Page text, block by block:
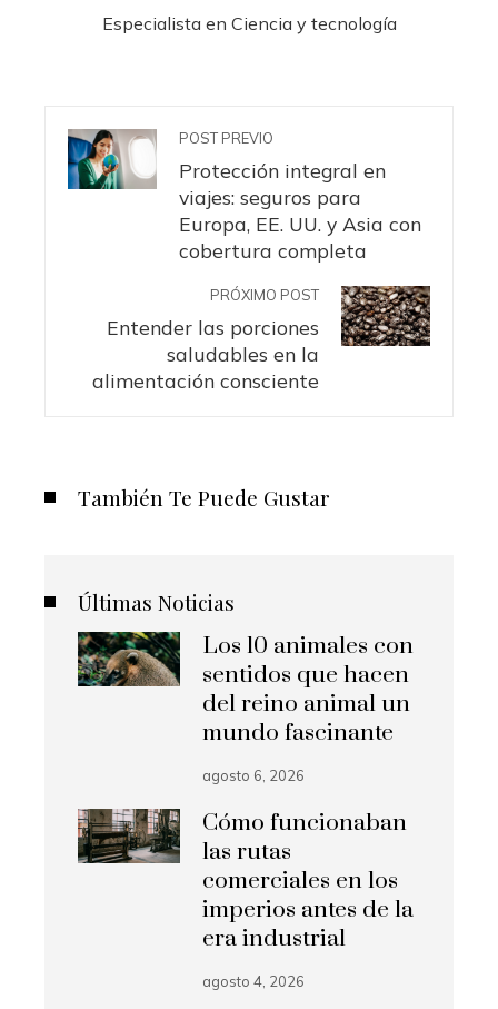
Especialista en Ciencia y tecnología
POST PREVIO
Protección integral en
viajes: seguros para
Europa, EE. UU. y Asia con
cobertura completa
PRÓXIMO POST
Entender las porciones
saludables en la
alimentación consciente
También Te Puede Gustar
Últimas Noticias
Los 10 animales con
sentidos que hacen
del reino animal un
mundo fascinante
agosto 6, 2026
Cómo funcionaban
las rutas
comerciales en los
imperios antes de la
era industrial
agosto 4, 2026